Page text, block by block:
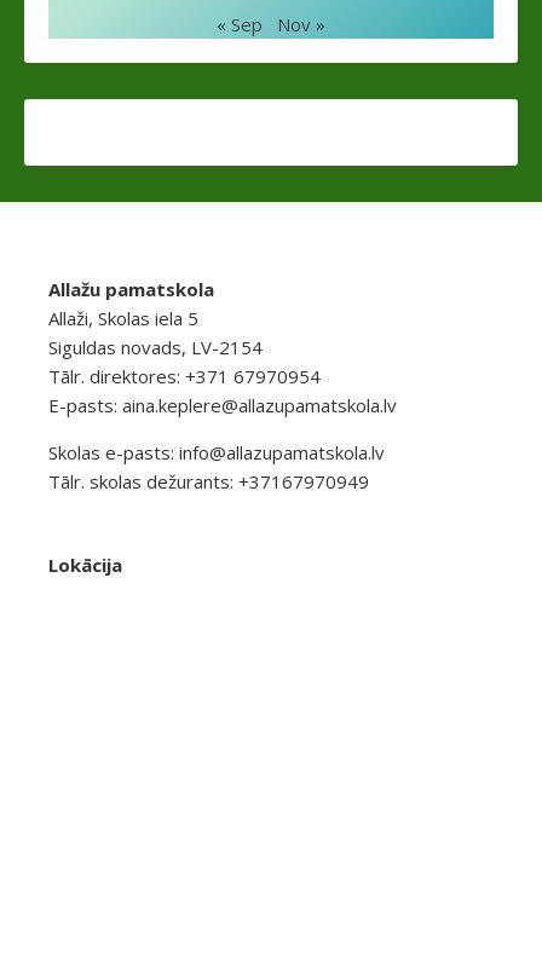
« Sep Nov »
Allažu pamatskola
Allaži, Skolas iela 5
Siguldas novads, LV-2154
Tālr. direktores: +371 67970954
E-pasts: aina.keplere@allazupamatskola.lv
Skolas e-pasts: info@allazupamatskola.lv
Tālr. skolas dežurants: +37167970949
Lokācija